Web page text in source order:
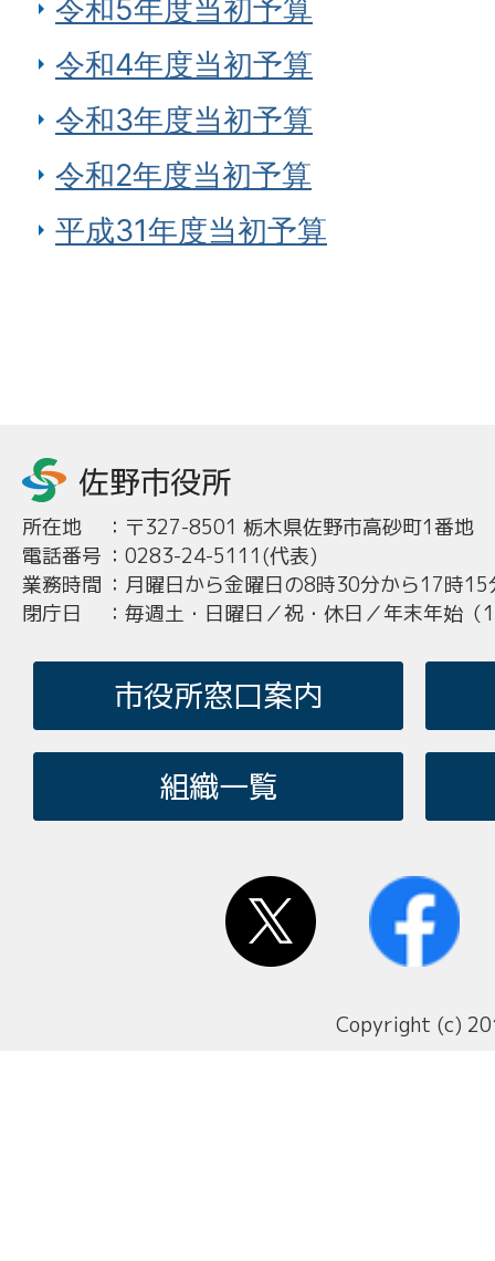
令和5年度当初予算
令和4年度当初予算
令和3年度当初予算
令和2年度当初予算
平成31年度当初予算
所在地 ： 〒327-8501 栃木県佐野市高砂町1番地
電話番号 ： 0283-24-5111(代表)
業務時間 ： 月曜日から金曜日の8時30分から17時15
閉庁日
： 毎週土・日曜日／祝・休日／年末年始
市役所窓口案内
組織一覧
Copyright (c)